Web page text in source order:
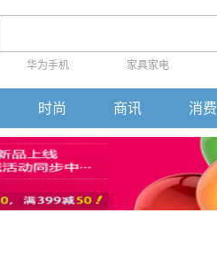
华为手机 家具家电
时尚 商讯 消费